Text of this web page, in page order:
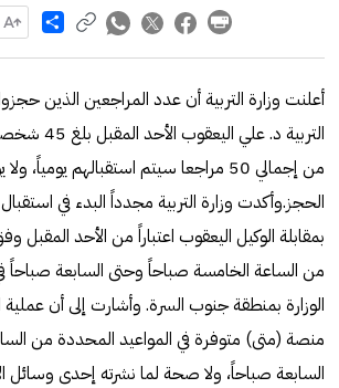
Share
أعلنت وزارة التربية أن عدد المراجعين الذين
التربية د.
من إجمالي 50 مراجعا سيتم استقبالهم
الحجز.وأكدت وزارة التربية مجدداً البدء في
بمقابلة الوكيل اليعقوب اعتباراً من الأحد المقبل
من الساعة الخامسة صباحاً وحتى السابعة صباحاً
الوزارة بمنطقة جنوب السرة. وأشارت إلى أن
منصة (متى) متوفرة في المواعيد المحددة من
السابعة صباحاً، ولا صحة لما نشرته إحدى وسائل